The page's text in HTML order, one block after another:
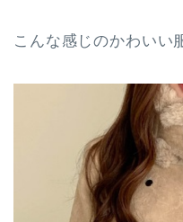
こんな感じのかわいい